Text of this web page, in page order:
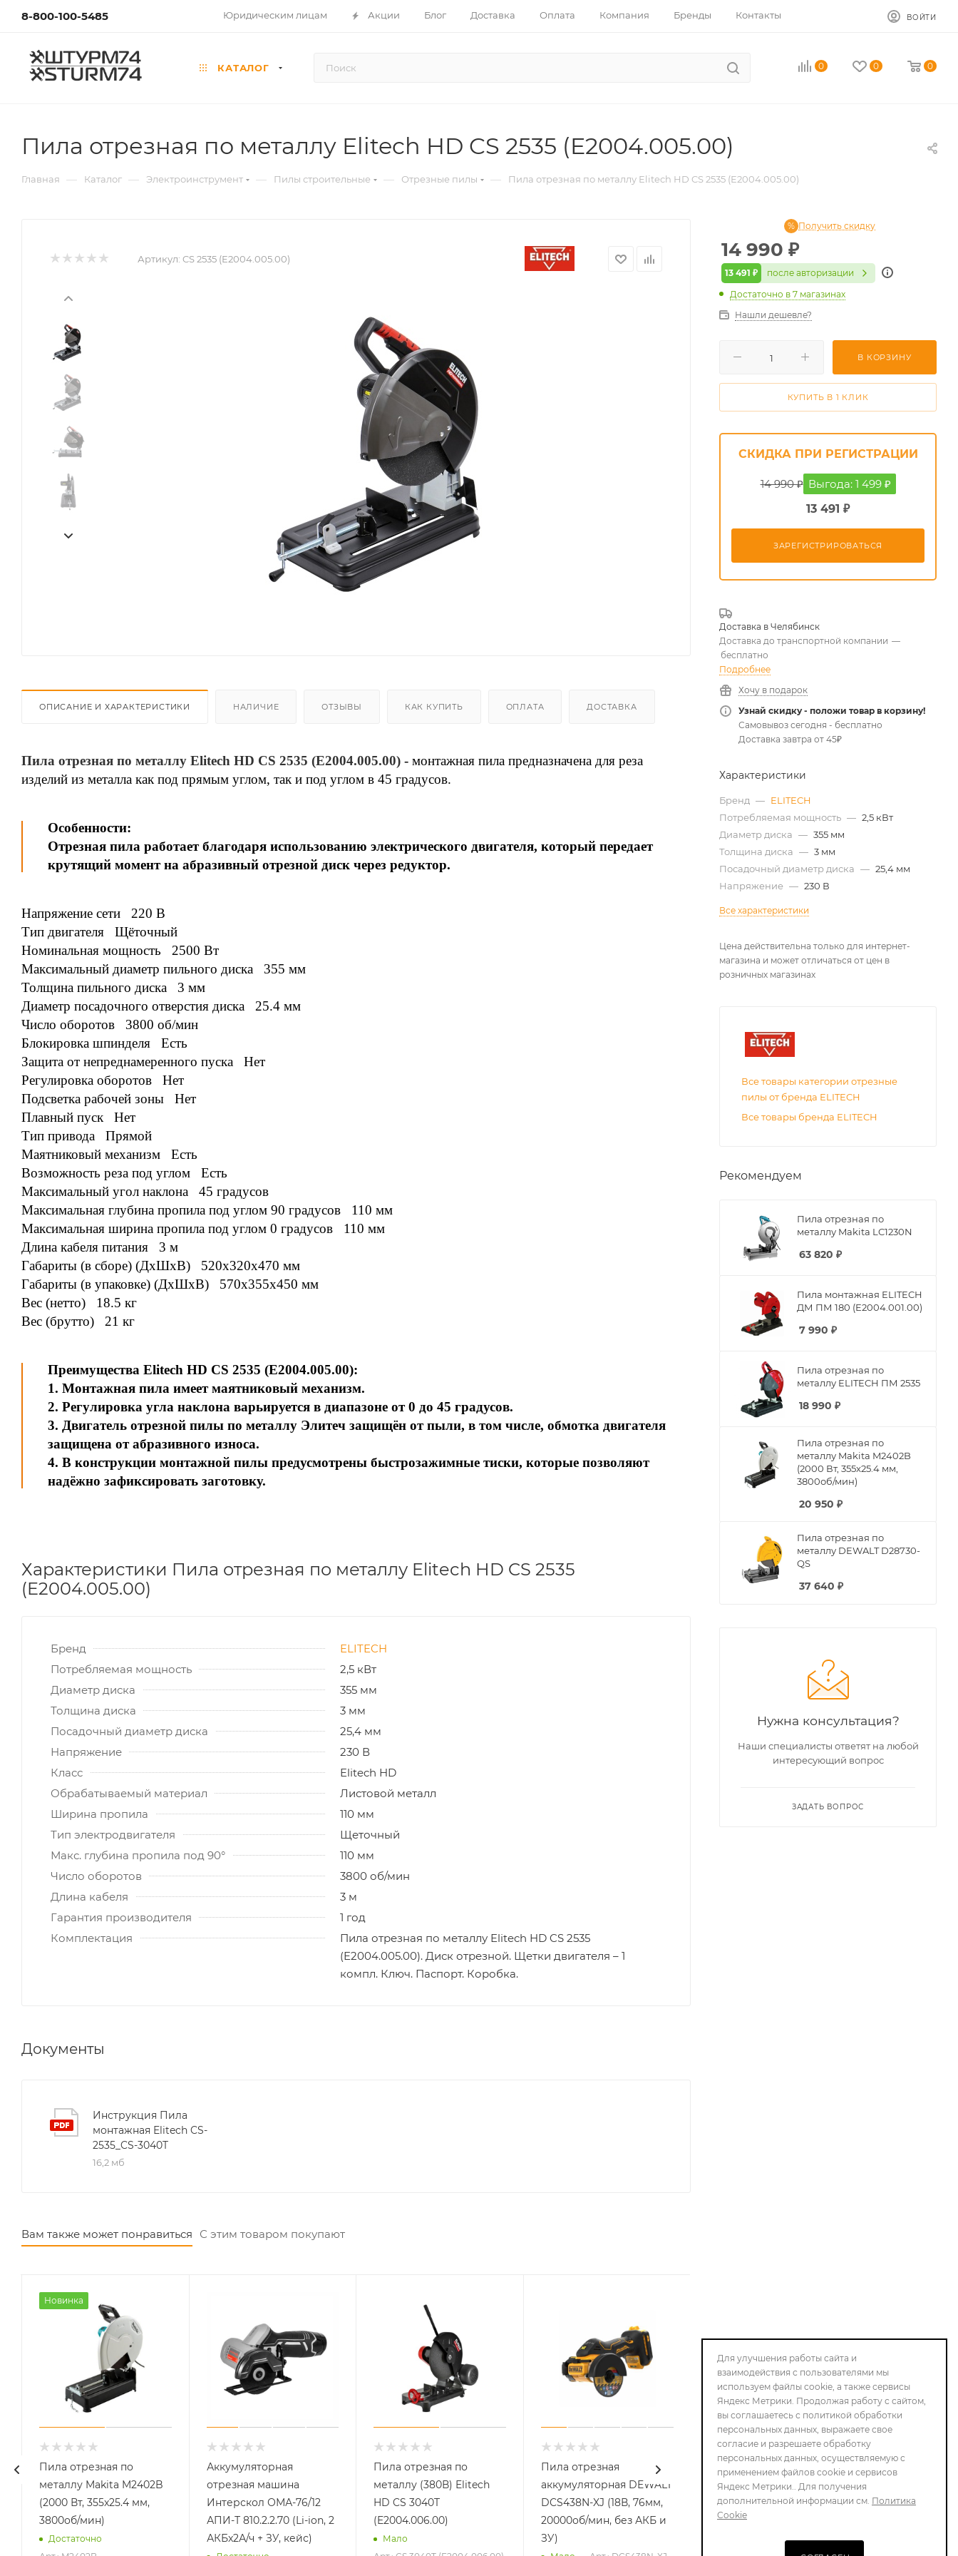
8-800-100-5485 Юридическим лицам Акции Блог Доставка Оплата Компания Бренды Контакты ВОЙТИ
КАТАЛОГ 0 0 0
Пила отрезная по металлу Elitech HD CS 2535 (E2004.005.00)
Главная — Каталог — Электроинструмент — Пилы строительные — Отрезные пилы — Пила отрезная по металлу Elitech HD CS 2535 (E2004.005.00)
Артикул: CS 2535 (E2004.005.00)
ОПИСАНИЕ И ХАРАКТЕРИСТИКИ НАЛИЧИЕ ОТЗЫВЫ КАК КУПИТЬ ОПЛАТА ДОСТАВКА
Пила отрезная по металлу Elitech HD CS 2535 (E2004.005.00) - монтажная пила предназначена для реза
изделий из металла как под прямым углом, так и под углом в 45 градусов.
Особенности:
Отрезная пила работает благодаря использованию электрического двигателя, который передает
крутящий момент на абразивный отрезной диск через редуктор.
Напряжение сети 220 В
Тип двигателя Щёточный
Номинальная мощность 2500 Вт
Максимальный диаметр пильного диска 355 мм
Толщина пильного диска 3 мм
Диаметр посадочного отверстия диска 25.4 мм
Число оборотов 3800 об/мин
Блокировка шпинделя Есть
Защита от непреднамеренного пуска Нет
Регулировка оборотов Нет
Подсветка рабочей зоны Нет
Плавный пуск Нет
Тип привода Прямой
Маятниковый механизм Есть
Возможность реза под углом Есть
Максимальный угол наклона 45 градусов
Максимальная глубина пропила под углом 90 градусов 110 мм
Максимальная ширина пропила под углом 0 градусов 110 мм
Длина кабеля питания 3 м
Габариты (в сборе) (ДxШxВ) 520x320x470 мм
Габариты (в упаковке) (ДxШxВ) 570x355x450 мм
Вес (нетто) 18.5 кг
Вес (брутто) 21 кг
Преимущества Elitech HD CS 2535 (E2004.005.00):
1. Монтажная пила имеет маятниковый механизм.
2. Регулировка угла наклона варьируется в диапазоне от 0 до 45 градусов.
3. Двигатель отрезной пилы по металлу Элитеч защищён от пыли, в том числе, обмотка двигателя
защищена от абразивного износа.
4. В конструкции монтажной пилы предусмотрены быстрозажимные тиски, которые позволяют
надёжно зафиксировать заготовку.
Характеристики Пила отрезная по металлу Elitech HD CS 2535
(E2004.005.00)
Бренд
ELITECH
Потребляемая мощность
2,5 кВт
Диаметр диска
355 мм
Толщина диска
3 мм
Посадочный диаметр диска
25,4 мм
Напряжение
230 В
Класс
Elitech HD
Обрабатываемый материал
Листовой металл
Ширина пропила
110 мм
Тип электродвигателя
Щеточный
Макс. глубина пропила под 90°
110 мм
Число оборотов
3800 об/мин
Длина кабеля
3 м
Гарантия производителя
1 год
Комплектация
Пила отрезная по металлу Elitech HD CS 2535
(E2004.005.00). Диск отрезной. Щетки двигателя – 1
компл. Ключ. Паспорт. Коробка.
Документы
Инструкция Пила
монтажная Elitech CS-
2535_CS-3040T
16,2 мб
Вам также может понравиться С этим товаром покупают
Новинка
Пила отрезная по
металлу Makita M2402B
(2000 Вт, 355x25.4 мм,
3800об/мин)
Достаточно
Аккумуляторная
отрезная машина
Интерскол ОМА-76/12
АПИ-Т 810.2.2.70 (Li-ion, 2
АКБx2А/ч + ЗУ, кейс)
Пила отрезная по
металлу (380В) Elitech
HD CS 3040T
(E2004.006.00)
Мало
Пила отрезная
аккумуляторная DEWALT
DCS438N-XJ (18В, 76мм,
20000об/мин, без АКБ и
ЗУ)
Пила отрезная по
металлу DEWALT
D28730-QS
Мало
Пила
(E2004.001.00)
14 990 ₽
13 491 ₽ после авторизации
Получить скидку
Достаточно в 7 магазинах
Нашли дешевле?
В КОРЗИНУ
КУПИТЬ В 1 КЛИК
СКИДКА ПРИ РЕГИСТРАЦИИ
14 990 ₽ Выгода: 1 499 ₽
13 491 ₽
ЗАРЕГИСТРИРОВАТЬСЯ
Доставка в Челябинск
Доставка до транспортной компании —
бесплатно
Подробнее
Хочу в подарок
Узнай скидку - положи товар в корзину!
Самовывоз сегодня - бесплатно
Доставка завтра от 45₽
Характеристики
Бренд — ELITECH
Потребляемая мощность — 2,5 кВт
Диаметр диска — 355 мм
Толщина диска — 3 мм
Посадочный диаметр диска — 25,4 мм
Напряжение — 230 В
Все характеристики
Цена действительна только для интернет-
магазина и может отличаться от цен в
розничных магазинах
Все товары категории отрезные
пилы от бренда ELITECH
Все товары бренда ELITECH
Рекомендуем
Пила отрезная по
металлу Makita LC1230N
63 820 ₽
Пила монтажная ELITECH
ДМ ПМ 180 (E2004.001.00)
7 990 ₽
Пила отрезная по
металлу ELITECH ПМ 2535
18 990 ₽
Пила отрезная по
металлу Makita M2402B
(2000 Вт, 355x25.4 мм,
3800об/мин)
20 950 ₽
Пила отрезная по
металлу DEWALT D28730-
QS
37 640 ₽
Нужна консультация?
Наши специалисты ответят на любой
интересующий вопрос
ЗАДАТЬ ВОПРОС
Для улучшения работы сайта и
взаимодействия с пользователями мы
используем файлы cookie, а также сервисы
Яндекс Метрики. Продолжая работу с сайтом,
вы соглашаетесь с политикой обработки
персональных данных, выражаете свое
согласие и разрешаете обработку
персональных данных, осуществляемую с
применением файлов cookie и сервисов
Яндекс Метрики.. Для получения
дополнительной информации см. Политика
Cookie